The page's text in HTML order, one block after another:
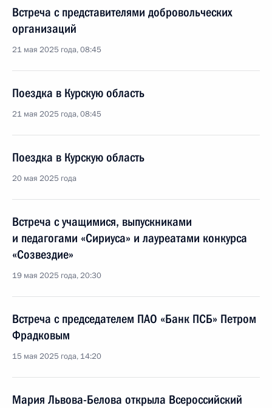
Встреча с представителями добровольческих
организаций
21 мая 2025 года, 08:45
Поездка в Курскую область
21 мая 2025 года, 08:45
Поездка в Курскую область
20 мая 2025 года
Встреча с учащимися, выпускниками
и педагогами «Сириуса» и лауреатами конкурса
«Созвездие»
19 мая 2025 года, 20:30
Встреча с председателем ПАО «Банк ПСБ» Петром
Фрадковым
15 мая 2025 года, 14:20
Мария Львова-Белова открыла Всероссийский